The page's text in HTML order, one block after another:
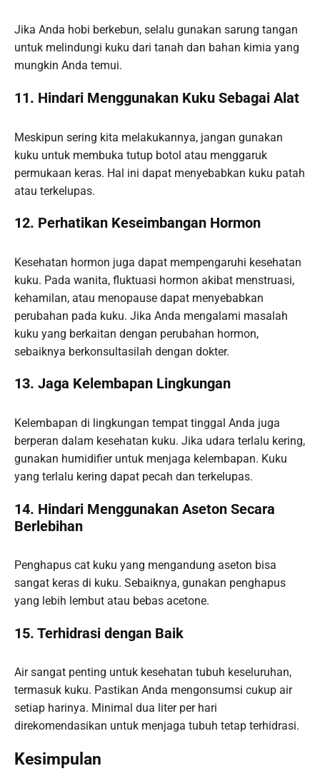
Jika Anda hobi berkebun, selalu gunakan sarung tangan
untuk melindungi kuku dari tanah dan bahan kimia yang
mungkin Anda temui.
11. Hindari Menggunakan Kuku Sebagai Alat
Meskipun sering kita melakukannya, jangan gunakan
kuku untuk membuka tutup botol atau menggaruk
permukaan keras. Hal ini dapat menyebabkan kuku patah
atau terkelupas.
12. Perhatikan Keseimbangan Hormon
Kesehatan hormon juga dapat mempengaruhi kesehatan
kuku. Pada wanita, fluktuasi hormon akibat menstruasi,
kehamilan, atau menopause dapat menyebabkan
perubahan pada kuku. Jika Anda mengalami masalah
kuku yang berkaitan dengan perubahan hormon,
sebaiknya berkonsultasilah dengan dokter.
13. Jaga Kelembapan Lingkungan
Kelembapan di lingkungan tempat tinggal Anda juga
berperan dalam kesehatan kuku. Jika udara terlalu kering,
gunakan humidifier untuk menjaga kelembapan. Kuku
yang terlalu kering dapat pecah dan terkelupas.
14. Hindari Menggunakan Aseton Secara
Berlebihan
Penghapus cat kuku yang mengandung aseton bisa
sangat keras di kuku. Sebaiknya, gunakan penghapus
yang lebih lembut atau bebas acetone.
15. Terhidrasi dengan Baik
Air sangat penting untuk kesehatan tubuh keseluruhan,
termasuk kuku. Pastikan Anda mengonsumsi cukup air
setiap harinya. Minimal dua liter per hari
direkomendasikan untuk menjaga tubuh tetap terhidrasi.
Kesimpulan